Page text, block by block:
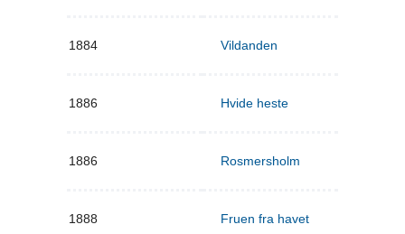
1884 Vildanden
1886 Hvide heste
1886 Rosmersholm
1888 Fruen fra havet